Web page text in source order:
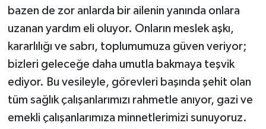
bazen de zor anlarda bir ailenin yanında onlara
uzanan yardım eli oluyor. Onların meslek aşkı,
kararlılığı ve sabrı, toplumumuza güven veriyor;
bizleri geleceğe daha umutla bakmaya teşvik
ediyor. Bu vesileyle, görevleri başında şehit olan
tüm sağlık çalışanlarımızı rahmetle anıyor, gazi ve
emekli çalışanlarımıza minnetlerimizi sunuyoruz.